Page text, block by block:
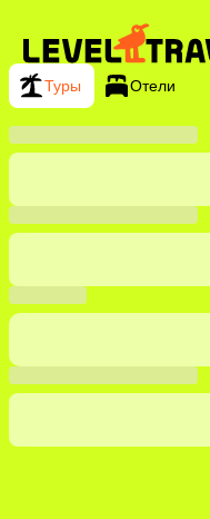
Туры Отели